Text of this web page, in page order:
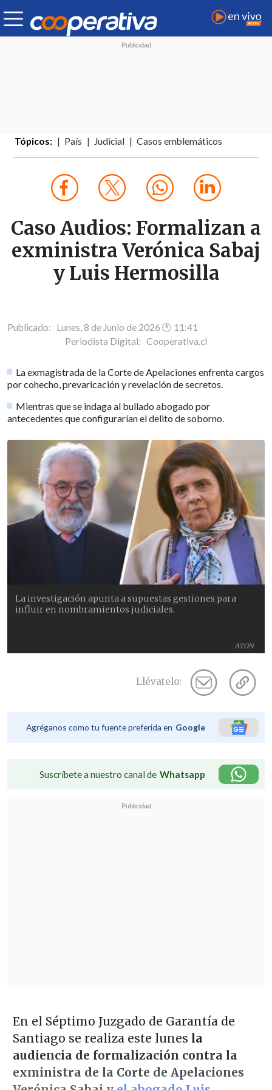
Tópicos: País Judicial Casos emblemáticos
Caso Audios: Formalizan a
exministra Verónica Sabaj
y Luis Hermosilla
Publicado: Lunes, 8 de Junio de 2026 🕐 11:41
Periodista Digital: Cooperativa.cl
La exmagistrada de la Corte de Apelaciones enfrenta cargos
por cohecho, prevaricación y revelación de secretos.
Mientras que se indaga al bullado abogado por
antecedentes que configurarían el delito de soborno.
ATON
La investigación apunta a supuestas gestiones para
influir en nombramientos judiciales.
Llévatelo:
Agréganos como tu fuente preferida en Google
Suscríbete a nuestro canal de Whatsapp
En el Séptimo Juzgado de Garantía de
Santiago se realiza este lunes la
audiencia de formalización contra la
exministra de la Corte de Apelaciones